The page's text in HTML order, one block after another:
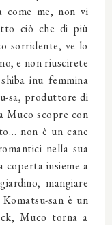
come me, non vi
ciò che di più
sorridente, ve lo
e non riuscirete
inu femmina
sa, produttore di
Muco scopre con
non è un cane
nella sua
insieme a
mangiare
san è un
Muco torna a